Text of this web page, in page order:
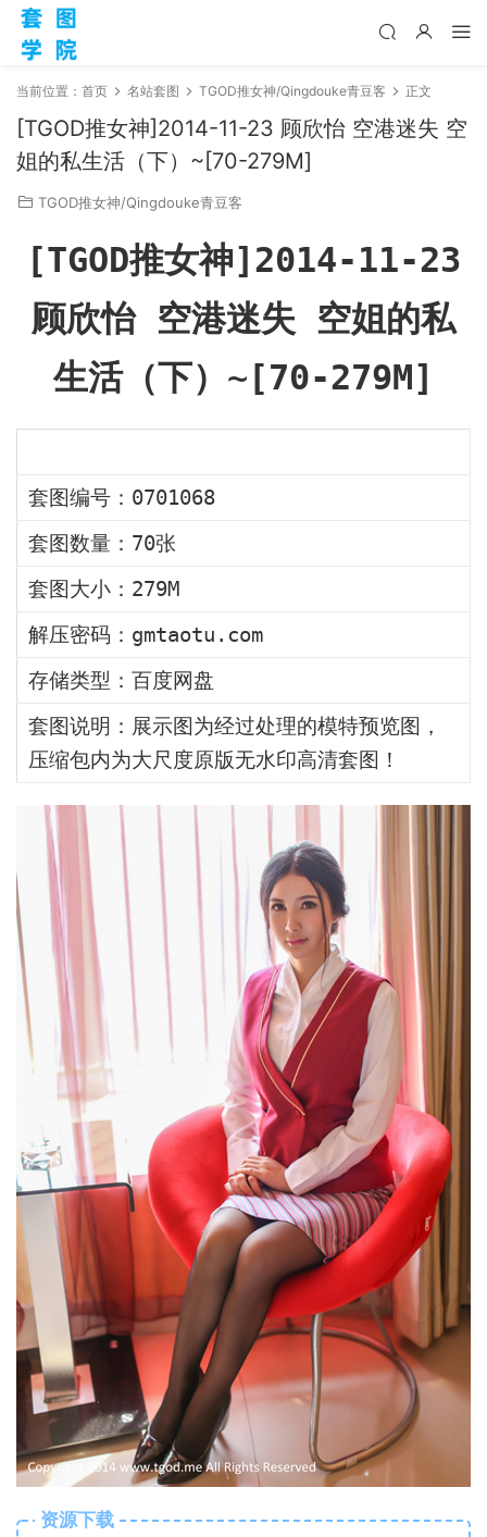
当前位置： 首页 名站套图 TGOD推女神/Qingdouke青豆客 正文
[TGOD推女神]2014-11-23 顾欣怡 空港迷失 空
姐的私生活（下）~[70-279M]
TGOD推女神/Qingdouke青豆客
[TGOD推女神]2014-11-23
顾欣怡 空港迷失 空姐的私
生活（下）~[70-279M]
套图编号：0701068
套图数量：70张
套图大小：279M
解压密码：gmtaotu.com
存储类型：百度网盘
套图说明：展示图为经过处理的模特预览图，
压缩包内为大尺度原版无水印高清套图！
资源下载